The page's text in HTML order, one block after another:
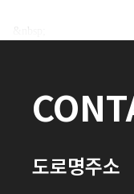
도로명주소